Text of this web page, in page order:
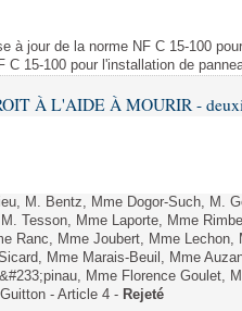
à jour de la norme NF C 15-100
C 15-100 pour l'installation de
À L'AIDE À MOURIR -
M. Bentz, Mme Dogor-Such, M.
Tesson, Mme Laporte, Mme
Ranc, Mme Joubert, Mme
Mme Marais-Beuil, Mme
Mme Florence Goulet,
- Article 4 - Rejeté